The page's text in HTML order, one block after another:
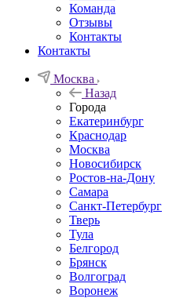
Команда
Отзывы
Контакты
Контакты
Москва
Назад
Города
Екатеринбург
Краснодар
Москва
Новосибирск
Ростов-на-Дону
Самара
Санкт-Петербург
Тверь
Тула
Белгород
Брянск
Волгоград
Воронеж